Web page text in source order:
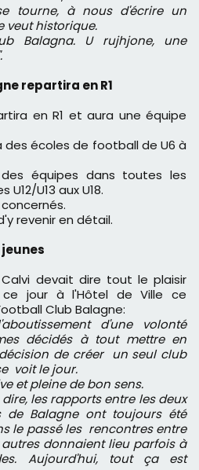
tourne, à nous d'écrire un
veut historique.
Balagna. U rujhjone, une
repartira en R1
en R1 et aura une équipe
des écoles de football de U6 à
équipes dans toutes les
U13 aux U18.
revenir en détail.
devait dire tout le plaisir
jour à l'Hôtel de Ville ce
Club Balagne:
d'une volonté
décidés à tout mettre en
de créer un seul club
voit le jour.
et pleine de bon sens.
les rapports entre les deux
de Balagne ont toujours été
le passé les rencontres entre
autres donnaient lieu parfois à
Aujourd'hui, tout ça est